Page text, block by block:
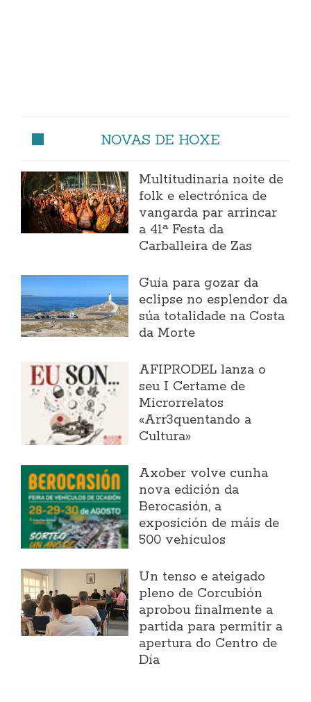
NOVAS DE HOXE
Multitudinaria noite de
folk e electrónica de
vangarda par arrincar
a 41ª Festa da
Carballeira de Zas
Guía para gozar da
eclipse no esplendor da
súa totalidade na Costa
da Morte
AFIPRODEL lanza o
seu I Certame de
Microrrelatos
«Arr3quentando a
Cultura»
Axober volve cunha
nova edición da
Berocasión, a
exposición de máis de
500 vehículos
Un tenso e ateigado
pleno de Corcubión
aprobou finalmente a
partida para permitir a
apertura do Centro de
Día